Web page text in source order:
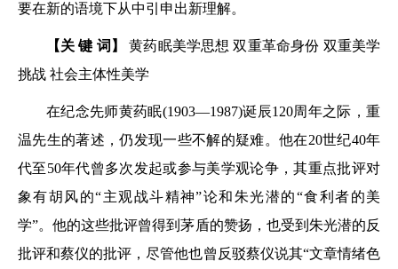
要在新的语境下从中引申出新理解。
【关 键 词】黄药眠美学思想 双重革命身份 双重美学
挑战 社会主体性美学
在纪念先师黄药眠(1903—1987)诞辰120周年之际，重
温先生的著述，仍发现一些不解的疑难。他在20世纪40年
代至50年代曾多次发起或参与美学观论争，其重点批评对
象有胡风的“主观战斗精神”论和朱光潜的“食利者的美
学”。他的这些批评曾得到茅盾的赞扬，也受到朱光潜的反
批评和蔡仪的批评，尽管他也曾反驳蔡仪说其“文章情绪色